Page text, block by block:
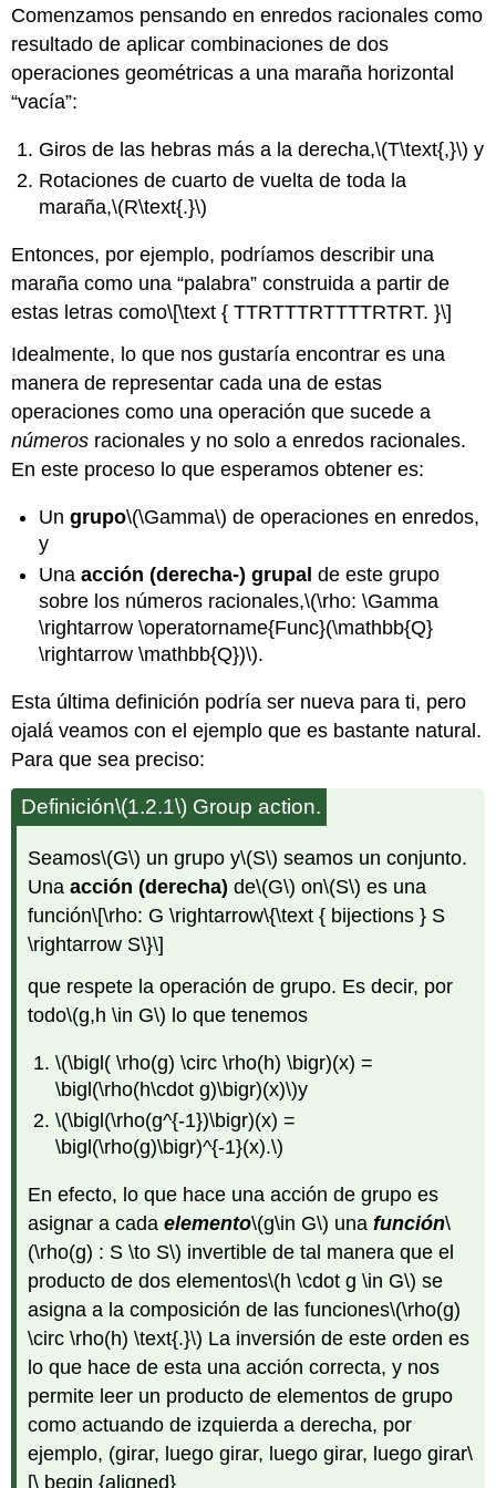
las
cuerdas).
sirve
cada
operación
de
grupo
por
la
permutación
induce
en
las
cuatro
personas
que
sostienen
cuerdas.
no
cuenta
la
historia
por
ejemplo,
permutación
inducida
por
giro\
(T\)
has
infinite
order
the
tangle
(where
successive
twists
always
compound
each
but
order
two
in
permutation
group
(which
looks
at
the
Comenzamos pensando en enredos racionales como
resultado de aplicar combinaciones de dos
operaciones geométricas a una maraña horizontal
“vacía”:
Giros de las hebras más a la derecha,\(T\text{,}\) y
Rotaciones de cuarto de vuelta de toda la
maraña,\(R\text{.}\)
Entonces, por ejemplo, podríamos describir una
maraña como una “palabra” construida a partir de
estas letras como\[\text { TTRTTTRTTTTRTRT. }\]
Idealmente, lo que nos gustaría encontrar es una
manera de representar cada una de estas
operaciones como una operación que sucede a
números racionales y no solo a enredos racionales.
En este proceso lo que esperamos obtener es:
Ungrupo\(\Gamma\) de operaciones en enredos,
y
Unaacción (derecha-) grupal de este grupo
sobre los números racionales,\(\rho: \Gamma
\rightarrow \operatorname{Func}(\mathbb{Q}
\rightarrow \mathbb{Q})\).
Esta última definición podría ser nueva para ti, pero
ojalá veamos con el ejemplo que es bastante natural.
Para que sea preciso:
Definición\(1.2.1\) Group action.
Seamos\(G\) un grupo y\(S\) seamos un conjunto.
Unaacción (derecha) de\(G\) on\(S\) es una
función\[\rho: G \rightarrow\{\text { bijections } S
\rightarrow S\}\]
que respete la operación de grupo. Es decir, por
todo\(g,h \in G\) lo que tenemos
\(\bigl( \rho(g) \circ \rho(h) \bigr)(x) =
\bigl(\rho(h\cdot g)\bigr)(x)\)y
\(\bigl(\rho(g^{-1})\bigr)(x) =
\bigl(\rho(g)\bigr)^{-1}(x).\)
En efecto, lo que hace una acción de grupo es
asignar a cadaelemento\(g\in G\) una función\
(\rho(g) : S \to S\) invertible de tal manera que el
producto de dos elementos\(h \cdot g \in G\) se
asigna a la composición de las funciones\(\rho(g)
\circ \rho(h) \text{.}\) La inversión de este orden es
lo que hace de esta una acción correcta, y nos
permite leer un producto de elementos de grupo
como actuando de izquierda a derecha, por
ejemplo, (girar, luego girar, luego girar, luego girar\
[\ begin {aligned}